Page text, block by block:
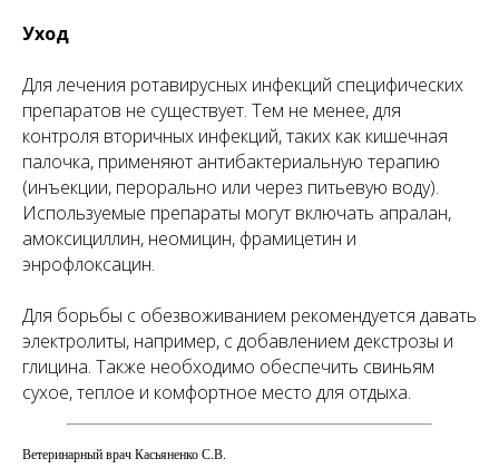
Уход
Для лечения ротавирусных инфекций специфических
препаратов не существует. Тем не менее, для
контроля вторичных инфекций, таких как кишечная
палочка, применяют антибактериальную терапию
(инъекции, перорально или через питьевую воду).
Используемые препараты могут включать апралан,
амоксициллин, неомицин, фрамицетин и
энрофлоксацин.
Для борьбы с обезвоживанием рекомендуется давать
электролиты, например, с добавлением декстрозы и
глицина. Также необходимо обеспечить свиньям
сухое, теплое и комфортное место для отдыха.
Ветеринарный врач Касьяненко С.В.